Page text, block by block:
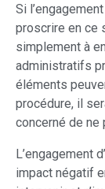
Si
proscrire en ce
simplement à
administratifs
éléments
procédure, il
concerné de
L’engagement
impact négatif